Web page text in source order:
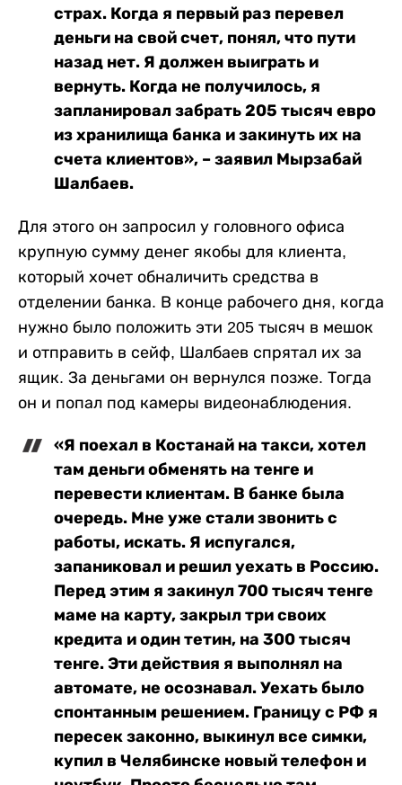
страх. Когда я первый раз перевел
деньги на свой счет, понял, что пути
назад нет. Я должен выиграть и
вернуть. Когда не получилось, я
запланировал забрать 205 тысяч евро
из хранилища банка и закинуть их на
счета клиентов», – заявил Мырзабай
Шалбаев.
Для этого он запросил у головного офиса
крупную сумму денег якобы для клиента,
который хочет обналичить средства в
отделении банка. В конце рабочего дня, когда
нужно было положить эти 205 тысяч в мешок
и отправить в сейф, Шалбаев спрятал их за
ящик. За деньгами он вернулся позже. Тогда
он и попал под камеры видеонаблюдения.
«Я поехал в Костанай на такси, хотел
там деньги обменять на тенге и
перевести клиентам. В банке была
очередь. Мне уже стали звонить с
работы, искать. Я испугался,
запаниковал и решил уехать в Россию.
Перед этим я закинул 700 тысяч тенге
маме на карту, закрыл три своих
кредита и один тетин, на 300 тысяч
тенге. Эти действия я выполнял на
автомате, не осознавал. Уехать было
спонтанным решением. Границу с РФ я
пересек законно, выкинул все симки,
купил в Челябинске новый телефон и